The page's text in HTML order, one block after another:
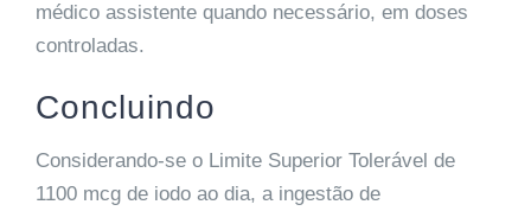
médico assistente quando necessário, em doses
controladas.
Concluindo
Considerando-se o Limite Superior Tolerável de
1100 mcg de iodo ao dia, a ingestão de